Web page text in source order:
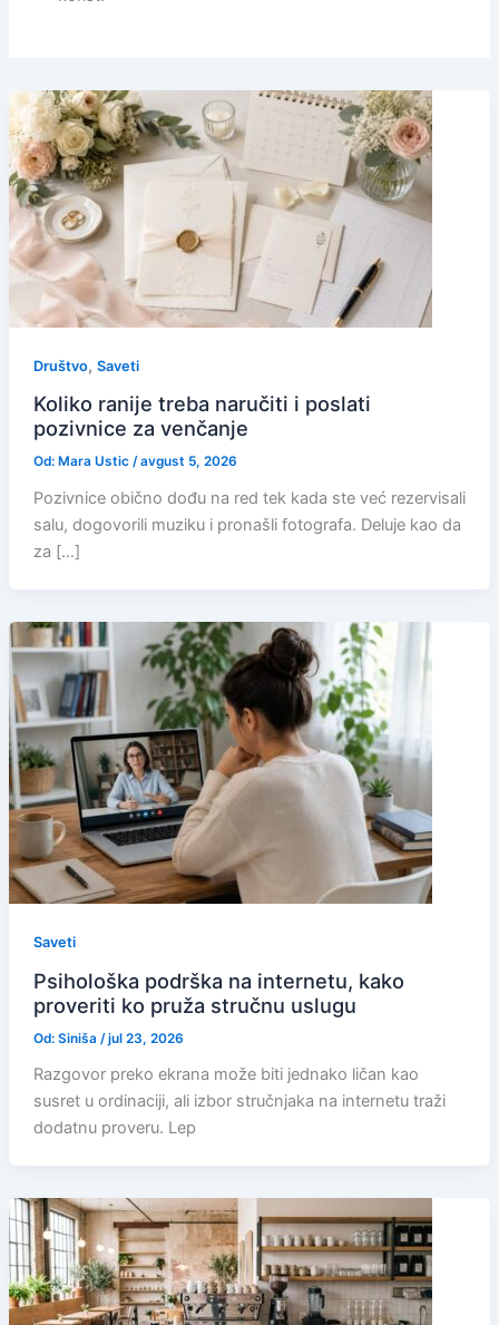
Društvo, Saveti
Koliko ranije treba naručiti i poslati
pozivnice za venčanje
Od: Mara Ustic /avgust 5, 2026
Pozivnice obično dođu na red tek kada ste već rezervisali
salu, dogovorili muziku i pronašli fotografa. Deluje kao da
za […]
Saveti
Psihološka podrška na internetu, kako
proveriti ko pruža stručnu uslugu
Od: Siniša /jul 23, 2026
Razgovor preko ekrana može biti jednako ličan kao
susret u ordinaciji, ali izbor stručnjaka na internetu traži
dodatnu proveru. Lep